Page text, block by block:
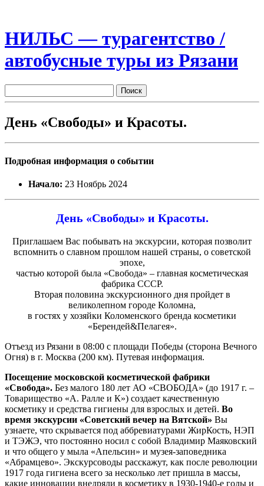
НИЛЬС — турагентство /
автобусные туры из Рязани
День «Свободы» и Красоты.
Подробная информация о событии
Начало: 23 Ноябрь 2024
День «Свободы» и Красоты.
Приглашаем Вас побывать на экскурсии, которая позволит
вспомнить о славном прошлом нашей страны, о советской
эпохе,
частью которой была «Свобода» – главная косметическая
фабрика СССР.
Вторая половина экскурсионного дня пройдет в
великолепном городе Коломна,
в гостях у хозяйки Коломенского бренда косметики
«Берендей&Пелагея».
Отъезд из Рязани в 08:00 с площади Победы (сторона Вечного
Огня) в г. Москва (200 км). Путевая информация.
Посещение московской косметической фабрики
«Свобода». Без малого 180 лет АО «СВОБОДА» (до 1917 г. –
Товарищество «А. Ралле и К») создает качественную
косметику и средства гигиены для взрослых и детей. Во
время экскурсии «Советский вечер на Вятской» Вы
узнаете, что скрывается под аббревиатурами ЖирКость, НЭП
и ТЭЖЭ, что постоянно носил с собой Владимир Маяковский
и что общего у мыла «Апельсин» и музея-заповедника
«Абрамцево». Экскурсоводы расскажут, как после революции
1917 года гигиена всего за несколько лет пришла в массы,
какие инновации внедряли в косметику в 1930-1940-е годы и